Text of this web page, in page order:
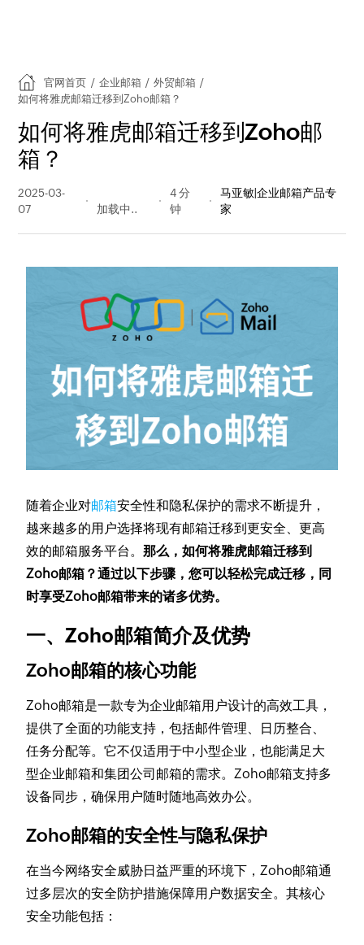
官网首页 / 企业邮箱 / 外贸邮箱 /
如何将雅虎邮箱迁移到Zoho邮箱？
如何将雅虎邮箱迁移到Zoho邮
箱？
2025-03-
07
量
4 分
钟
马亚敏|企业邮箱产品专
家
随着企业对邮箱安全性和隐私保护的需求不断提升，
越来越多的用户选择将现有邮箱迁移到更安全、更高
效的邮箱服务平台。那么，如何将雅虎邮箱迁移到
Zoho邮箱？通过以下步骤，您可以轻松完成迁移，同
时享受Zoho邮箱带来的诸多优势。
一、Zoho邮箱简介及优势
Zoho邮箱的核心功能
Zoho邮箱是一款专为企业邮箱用户设计的高效工具，
提供了全面的功能支持，包括邮件管理、日历整合、
任务分配等。它不仅适用于中小型企业，也能满足大
型企业邮箱和集团公司邮箱的需求。Zoho邮箱支持多
设备同步，确保用户随时随地高效办公。
Zoho邮箱的安全性与隐私保护
在当今网络安全威胁日益严重的环境下，Zoho邮箱通
过多层次的安全防护措施保障用户数据安全。其核心
安全功能包括：